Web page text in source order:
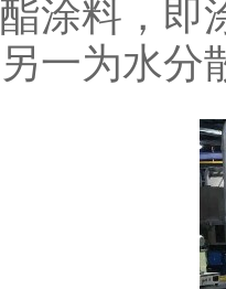
酯涂料，即
另一为水分